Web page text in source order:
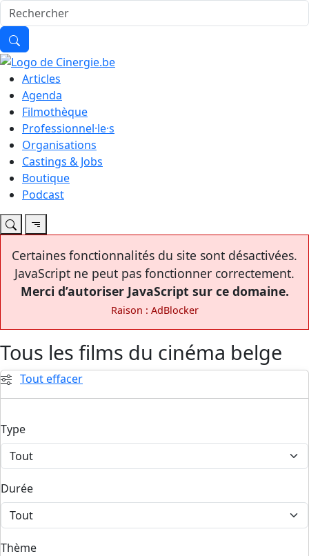
Articles
Agenda
Filmothèque
Professionnel·le·s
Organisations
Castings & Jobs
Boutique
Podcast
Certaines fonctionnalités du site sont désactivées.
JavaScript ne peut pas fonctionner correctement.
Merci d’autoriser JavaScript sur ce domaine.
Raison : AdBlocker
Tous les films du cinéma belge
Tout effacer
Type
Durée
Thème